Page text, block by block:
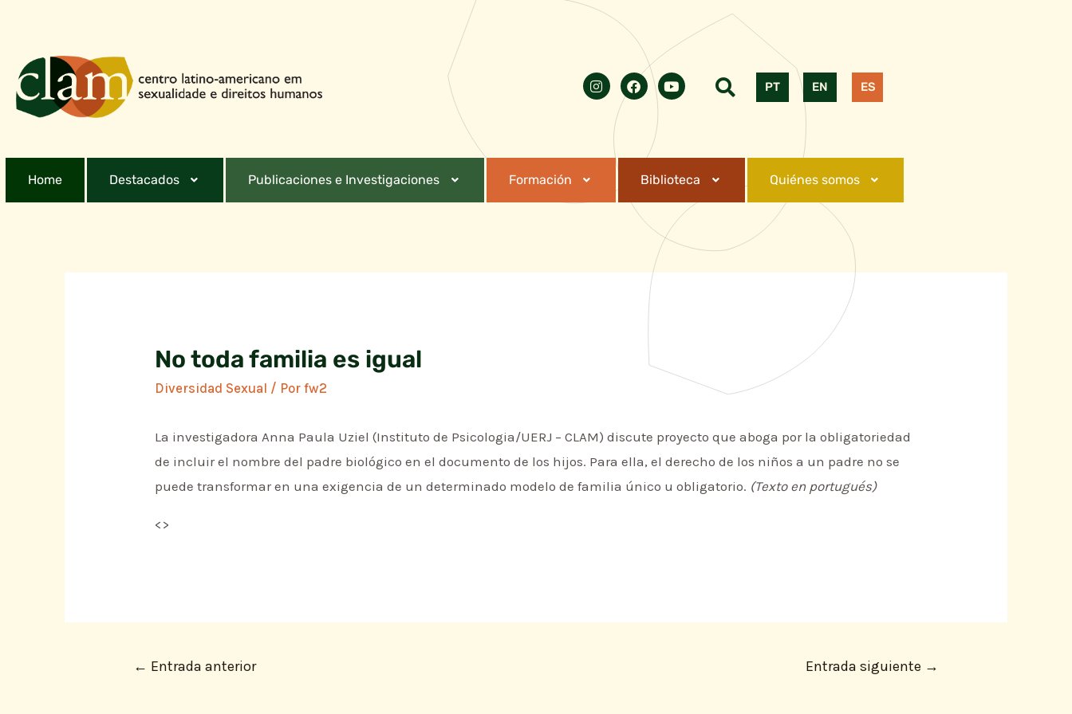
PT EN ES
Home Destacados Publicaciones e Investigaciones Formación Biblioteca Quiénes somos
No toda familia es igual
Diversidad Sexual / Porfw2
La investigadora Anna Paula Uziel (Instituto de Psicologia/UERJ – CLAM) discute proyecto que aboga por la obligatoriedad
de incluir el nombre del padre biológico en el documento de los hijos. Para ella, el derecho de los niños a un padre no se
puede transformar en una exigencia de un determinado modelo de familia único u obligatorio. (Texto en portugués)
< >
← Entrada anterior Entrada siguiente →